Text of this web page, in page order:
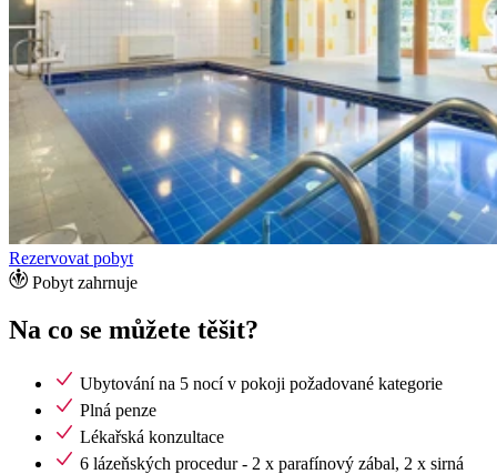
Rezervovat pobyt
Pobyt zahrnuje
Na co se můžete těšit?
Ubytování na 5 nocí v pokoji požadované kategorie
Plná penze
Lékařská konzultace
6 lázeňských procedur - 2 x parafínový zábal, 2 x sirná